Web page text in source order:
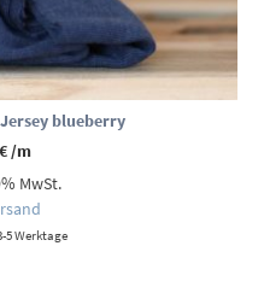
blueberry
€/m
MwSt.
5 Werktage